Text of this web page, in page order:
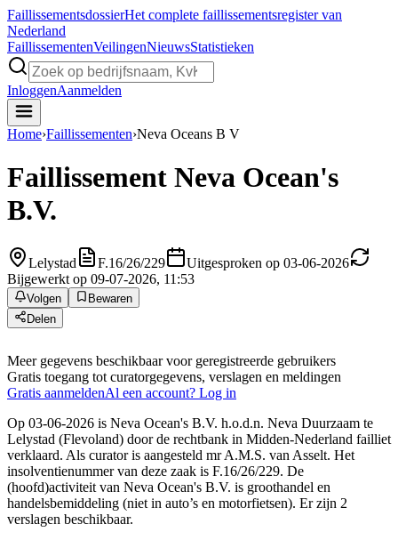
FaillissementsdossierHet complete faillissementsregister van
Nederland
FaillissementenVeilingenNieuwsStatistieken
InloggenAanmelden
Home›Faillissementen›Neva Oceans B V
Faillissement Neva Ocean's
B.V.
Lelystad F.16/26/229
Uitgesproken op 03-06-2026
Bijgewerkt op 09-07-2026, 11:53
Volgen
Bewaren
Delen
Meer gegevens beschikbaar voor geregistreerde gebruikers
Gratis toegang tot curatorgegevens, verslagen en meldingen
Gratis aanmeldenAl een account? Log in
Op 03-06-2026 is Neva Ocean's B.V. h.o.d.n. Neva Duurzaam te
Lelystad (Flevoland) door de rechtbank in Midden-Nederland failliet
verklaard. Als curator is aangesteld mr A.M.S. van Asselt. Het
insolventienummer van deze zaak is F.16/26/229. De
(hoofd)activiteit van Neva Ocean's B.V. is groothandel en
handelsbemiddeling (niet in auto’s en motorfietsen). Er zijn 2
verslagen beschikbaar.